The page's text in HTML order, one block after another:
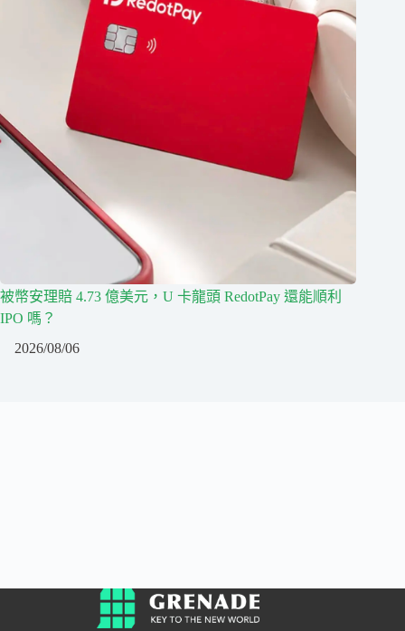
被幣安理賠 4.73 億美元，U 卡龍頭 RedotPay 還能順利
IPO 嗎？
2026/08/06